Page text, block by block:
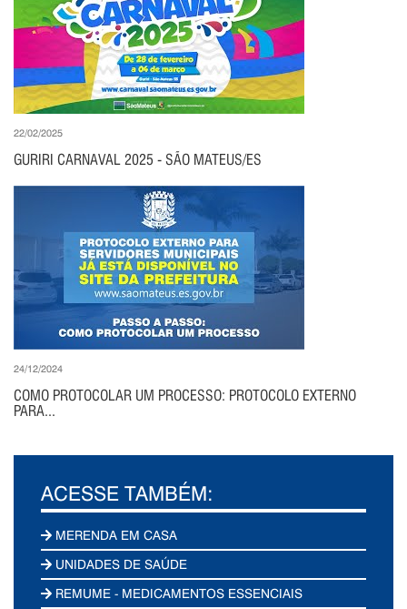
22/02/2025
GURIRI CARNAVAL 2025 - SÃO MATEUS/ES
24/12/2024
COMO PROTOCOLAR UM PROCESSO: PROTOCOLO EXTERNO
PARA...
ACESSE TAMBÉM:
MERENDA EM CASA
UNIDADES DE SAÚDE
REMUME - MEDICAMENTOS ESSENCIAIS